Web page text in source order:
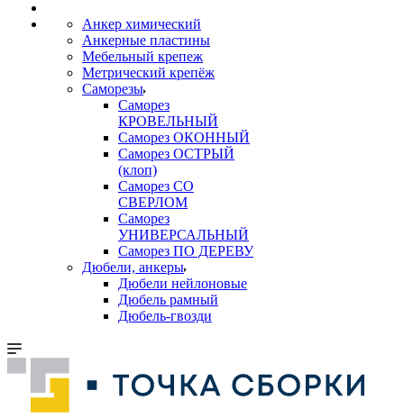
Анкер химический
Анкерные пластины
Мебельный крепеж
Метрический крепёж
Саморезы
Саморез
КРОВЕЛЬНЫЙ
Саморез ОКОННЫЙ
Саморез ОСТРЫЙ
(клоп)
Саморез СО
СВЕРЛОМ
Саморез
УНИВЕРСАЛЬНЫЙ
Саморез ПО ДЕРЕВУ
Дюбели, анкеры
Дюбели нейлоновые
Дюбель рамный
Дюбель-гвозди